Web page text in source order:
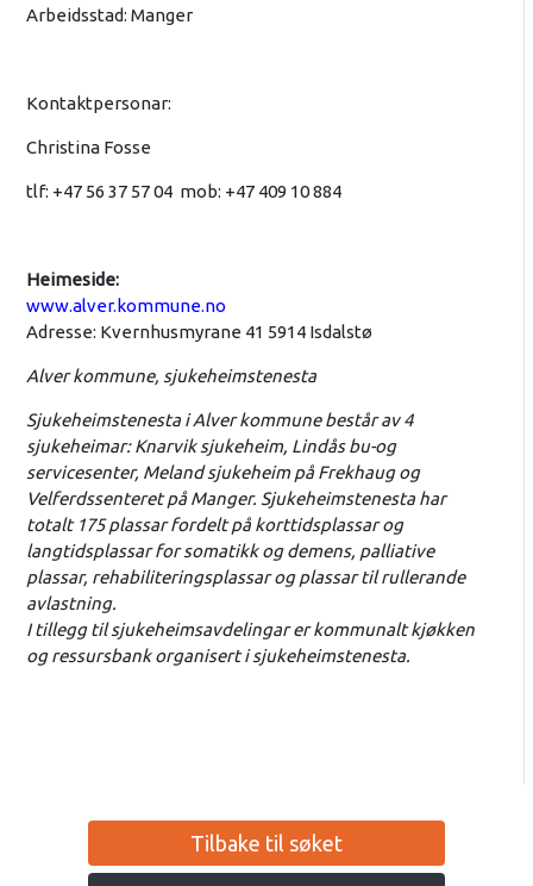
Arbeidsstad: Manger
Kontaktpersonar:
Christina Fosse
tlf: +47 56 37 57 04 mob: +47 409 10 884
Heimeside:
www.alver.kommune.no
Adresse: Kvernhusmyrane 41 5914 Isdalstø
Alver kommune, sjukeheimstenesta
Sjukeheimstenesta i Alver kommune består av 4
sjukeheimar: Knarvik sjukeheim, Lindås bu-og
servicesenter, Meland sjukeheim på Frekhaug og
Velferdssenteret på Manger. Sjukeheimstenesta har
totalt 175 plassar fordelt på korttidsplassar og
langtidsplassar for somatikk og demens, palliative
plassar, rehabiliteringsplassar og plassar til rullerande
avlastning.
I tillegg til sjukeheimsavdelingar er kommunalt kjøkken
og ressursbank organisert i sjukeheimstenesta.
Tilbake til søket